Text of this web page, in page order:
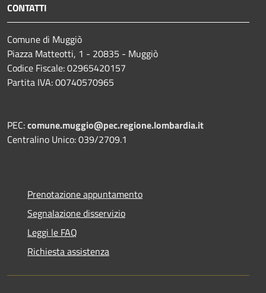
CONTATTI
Comune di Muggiò
Piazza Matteotti, 1 - 20835 - Muggiò
Codice Fiscale: 02965420157
Partita IVA: 00740570965
PEC:comune.muggio@pec.regione.lombardia.it
Centralino Unico: 039/2709.1
Prenotazione appuntamento
Segnalazione disservizio
Leggi le FAQ
Richiesta assistenza